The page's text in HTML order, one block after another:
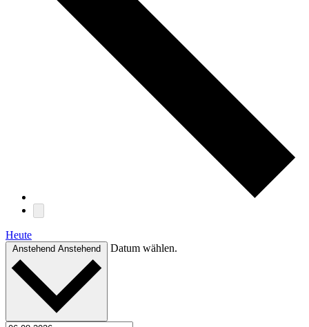
Heute
Anstehend Anstehend Datum wählen.